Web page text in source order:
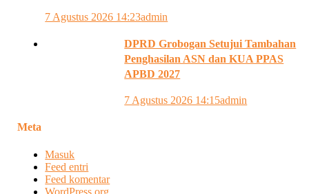
7 Agustus 2026 14:23admin
DPRD Grobogan Setujui Tambahan
Penghasilan ASN dan KUA PPAS
APBD 2027
7 Agustus 2026 14:15admin
Meta
Masuk
Feed entri
Feed komentar
WordPress.org